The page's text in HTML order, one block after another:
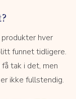
hver
funnet tidligere.
tak i det, men
ikke fullstendig.